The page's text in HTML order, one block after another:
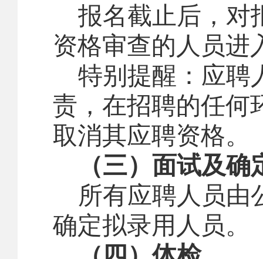
报名截止后，对
资格审查的人员进
特别提醒：应聘
责，在招聘的任何
取消其应聘资格。
（三）面试及
所有应聘人员由
确定拟录用人员。